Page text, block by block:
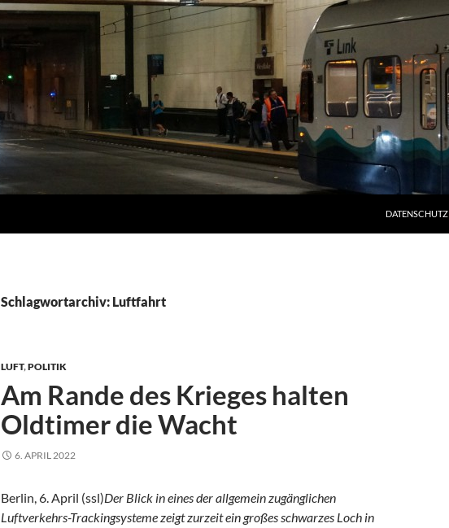
DATENSCHUTZ
Schlagwortarchiv: Luftfahrt
LUFT,POLITIK
Am Rande des Krieges halten
Oldtimer die Wacht
6. APRIL 2022
Berlin, 6. April (ssl)Der Blick in eines der allgemein zugänglichen
Luftverkehrs-Trackingsysteme zeigt zurzeit ein großes schwarzes Loch in